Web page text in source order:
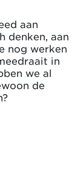
aan
denken, aan
nog werken
in
we al
de